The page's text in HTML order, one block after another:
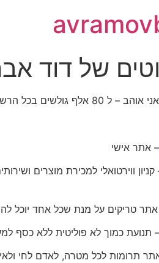
דוד אברמוב |
בכל הרשתות החברתיות
– אתר אישי
טריקים על מנת שכל אחד יוכל
– תנועת כמוך לא פוליטית ללא כסף
תרומות לכל מטרה, לאדם לחי